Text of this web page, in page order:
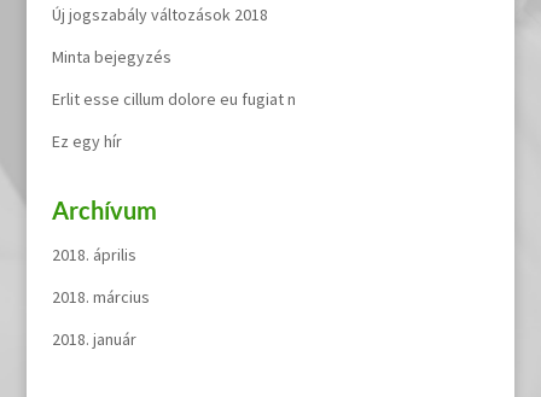
Új jogszabály változások 2018
Minta bejegyzés
Erlit esse cillum dolore eu fugiat n
Ez egy hír
Archívum
2018. április
2018. március
2018. január